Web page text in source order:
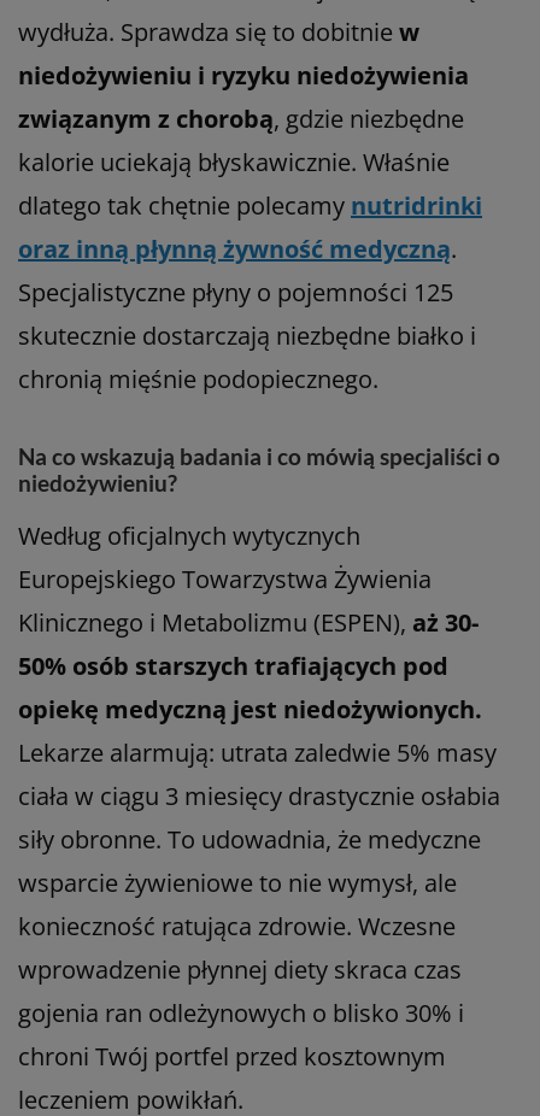
wydłuża. Sprawdza się to dobitnie w
niedożywieniu i ryzyku niedożywienia
związanym z chorobą, gdzie niezbędne
kalorie uciekają błyskawicznie. Właśnie
dlatego tak chętnie polecamy nutridrinki
oraz inną płynną żywność medyczną.
Specjalistyczne płyny o pojemności 125
skutecznie dostarczają niezbędne białko i
chronią mięśnie podopiecznego.
Na co wskazują badania i co mówią specjaliści o
niedożywieniu?
Według oficjalnych wytycznych
Europejskiego Towarzystwa Żywienia
Klinicznego i Metabolizmu (ESPEN), aż 30-
50% osób starszych trafiających pod
opiekę medyczną jest niedożywionych.
Lekarze alarmują: utrata zaledwie 5% masy
ciała w ciągu 3 miesięcy drastycznie osłabia
siły obronne. To udowadnia, że medyczne
wsparcie żywieniowe to nie wymysł, ale
konieczność ratująca zdrowie. Wczesne
wprowadzenie płynnej diety skraca czas
gojenia ran odleżynowych o blisko 30% i
chroni Twój portfel przed kosztownym
leczeniem powikłań.